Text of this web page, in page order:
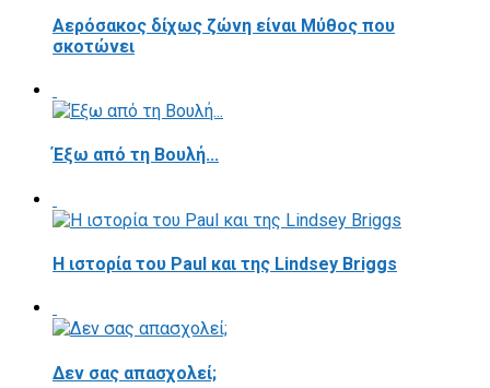
Αερόσακος δίχως ζώνη είναι Μύθος που
σκοτώνει
Έξω από τη Βουλή...
Η ιστορία του Paul και της Lindsey Briggs
Δεν σας απασχολεί;